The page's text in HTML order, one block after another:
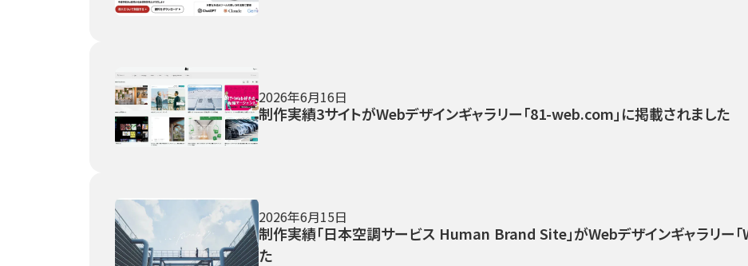
2026年6月16日
制作実績3サイトがWebデザインギャラリー「81-web.com」に掲載されました
2026年6月15日
制作実績「日本空調サービス Human Brand Site」がWebデザインギャラリー
た